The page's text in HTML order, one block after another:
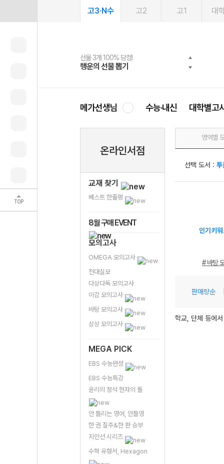
TOP
고3·N수 고2 고1 대
선물 3개 100% 당첨!
행운의 선물 뽑기
선물 100% 증정!
메가스터디 X 올리브
여름방학 스터디 캐시백
메가런 썸머스쿨
2027 러셀 단과
강사 공개선발
스마트러닝앱
설문 EVENT
메가패스
3일 무료 체험권
메가패스 수강생 무료혜택!
메가클럽 멤버십
사회공헌 캠페인
희망이룸 메가나눔
메가선생님 수능·내신 대학별고
온라인서점
교재 찾기
베스트 한줄평
8월 구매 EVENT
모의고사
OMEGA 모의고사
전대실모
다상다독 모의고사
이감 모의고사
바탕 모의고사
상상 모의고사
MEGA PICK
EBS 수능완성
EBS 수능특강
윤리의 정석 현자의 돌
안 틀리는 영어, 안틀영
한 권 질주&한 판 승부
지인선 시리즈
수학 유형서, Hexagon
영역별
선택 도서 : 투
인기키
# 바탕
판매량순
학교, 단체 등에